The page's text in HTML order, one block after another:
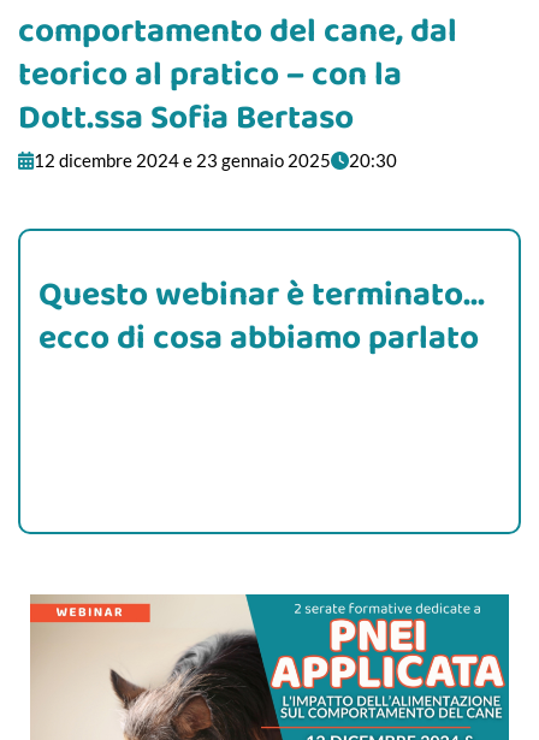
comportamento del cane, dal
teorico al pratico – con la
Dott.ssa Sofia Bertaso
12 dicembre 2024 e 23 gennaio 2025 20:30
Questo webinar è terminato...
ecco di cosa abbiamo parlato